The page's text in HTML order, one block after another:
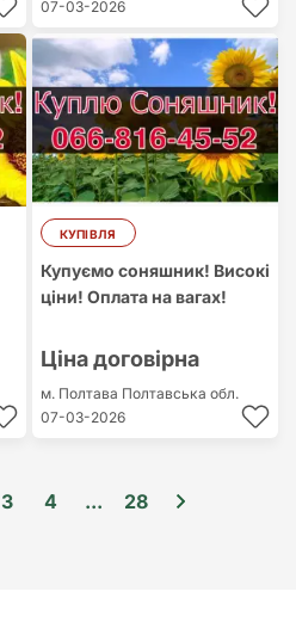
07-03-2026
КУПІВЛЯ
Купуємо соняшник! Високі
ціни! Оплата на вагах!
Ціна договірна
м. Полтава Полтавська обл.
07-03-2026
3 4 ... 28